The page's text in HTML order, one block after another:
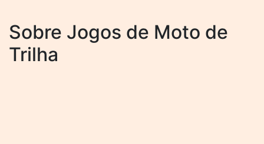
Sobre Jogos de Moto de
Trilha